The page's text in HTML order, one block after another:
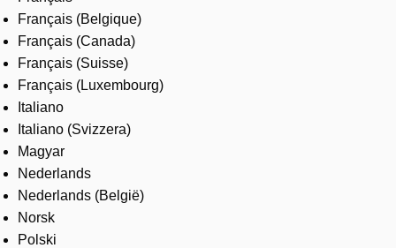
Français (Belgique)
Français (Canada)
Français (Suisse)
Français (Luxembourg)
Italiano
Italiano (Svizzera)
Magyar
Nederlands
Nederlands (België)
Norsk
Polski